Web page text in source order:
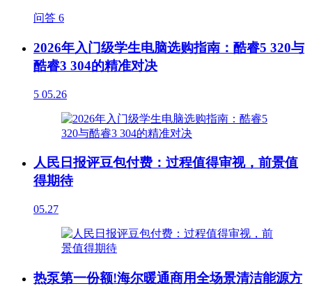
问答 6
2026年入门级学生电脑选购指南：酷睿5 320与
酷睿3 304的精准对决
5 05.26
人民日报评豆包付费：过程值得审视，前景值
得期待
05.27
热泵第一份额!海尔暖通商用全场景清洁能源方